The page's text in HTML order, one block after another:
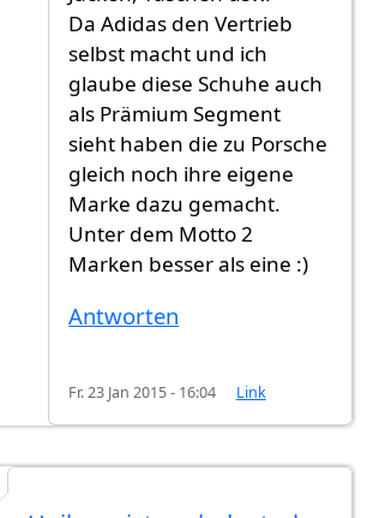
Da Adidas den Vertrieb
selbst macht und ich
glaube diese Schuhe auch
als Prämium Segment
sieht haben die zu Porsche
gleich noch ihre eigene
Marke dazu gemacht.
Unter dem Motto 2
Marken besser als eine :)
Antworten
Fr. 23 Jan 2015 - 16:04 Link